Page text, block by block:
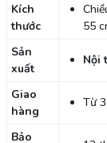
Kích
thước
55
Sản
xuất
Nội
Giao
hàng
Từ
Bảo